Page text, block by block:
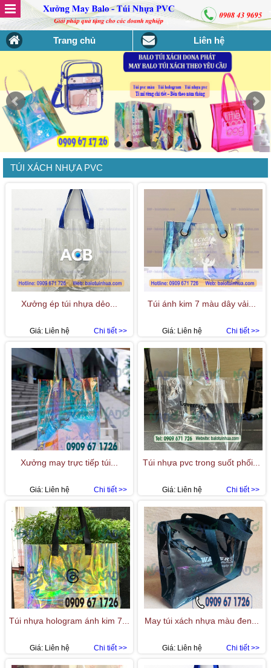
Trang chủ Liên hệ
TÚI XÁCH NHỰA PVC
Xưởng ép túi nhựa dẻo...
Chi tiết >>
Giá: Liên hệ
Túi ánh kim 7 màu dây vải...
Chi tiết >>
Giá: Liên hệ
Xưởng may trực tiếp túi...
Chi tiết >>
Giá: Liên hệ
Túi nhựa pvc trong suốt phối...
Chi tiết >>
Giá: Liên hệ
Túi nhựa hologram ánh kim 7...
Chi tiết >>
Giá: Liên hệ
May túi xách nhựa màu đen...
Chi tiết >>
Giá: Liên hệ